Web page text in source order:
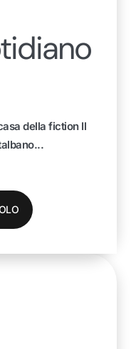
della fiction Il